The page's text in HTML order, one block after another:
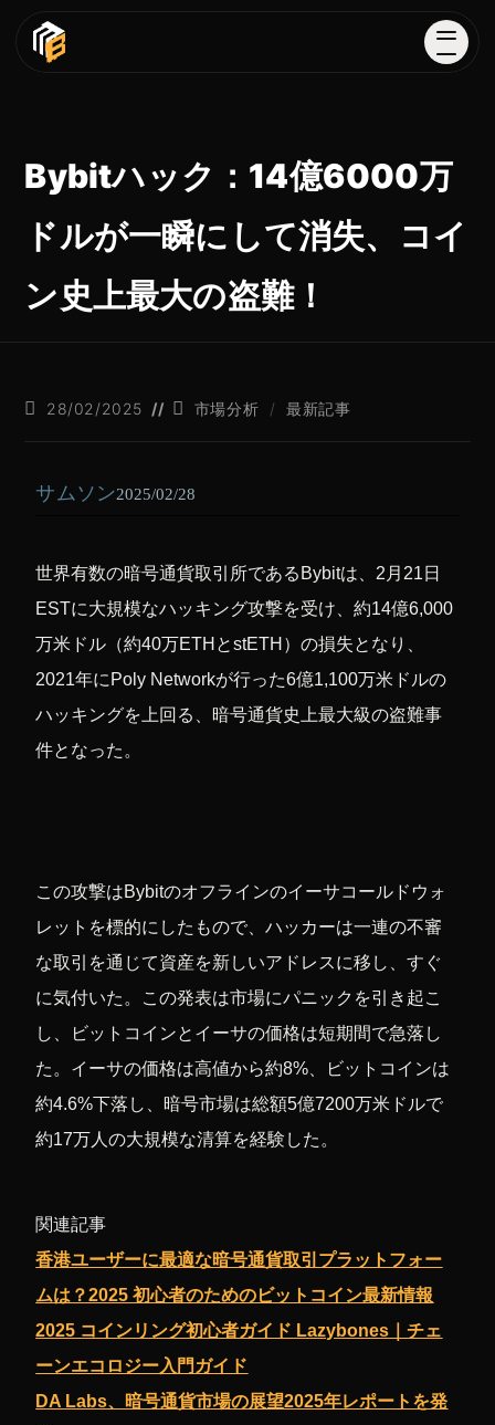
Bybitハック：14億6000万
ドルが一瞬にして消失、コイ
ン史上最大の盗難！
28/02/2025 市場分析 / 最新記事
サムソン2025/02/28
世界有数の暗号通貨取引所であるBybitは、2月21日
ESTに大規模なハッキング攻撃を受け、約14億6,000
万米ドル（約40万ETHとstETH）の損失となり、
2021年にPoly Networkが行った6億1,100万米ドルの
ハッキングを上回る、暗号通貨史上最大級の盗難事
件となった。
この攻撃はBybitのオフラインのイーサコールドウォ
レットを標的にしたもので、ハッカーは一連の不審
な取引を通じて資産を新しいアドレスに移し、すぐ
に気付いた。この発表は市場にパニックを引き起こ
し、ビットコインとイーサの価格は短期間で急落し
た。イーサの価格は高値から約8%、ビットコインは
約4.6%下落し、暗号市場は総額5億7200万米ドルで
約17万人の大規模な清算を経験した。
関連記事
香港ユーザーに最適な暗号通貨取引プラットフォー
ムは？2025 初心者のためのビットコイン最新情報
2025 コインリング初心者ガイド Lazybones｜チェ
ーンエコロジー入門ガイド
DA Labs、暗号通貨市場の展望2025年レポートを発